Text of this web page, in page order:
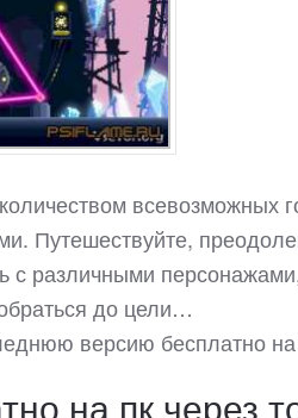
всевозможных
Путешествуйте,
различными
до цели…
версию бесплатно
на пк через